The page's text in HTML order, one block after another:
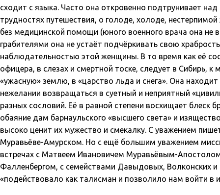
сходит с языка. Часто она откровенно подтрунивает
трудностях путешествия, о голоде, холоде,
без медицинской помощи (юного военного врача она не
грабителями она не устаёт подчёркивать свою
наблюдательностью этой женщины. В то время как её
офицера, в слезах и смертной тоске, следует в Сибирь,
«ужасную» землю, в «царство льда и снега». Она
нежелании возвращаться в суетный и неприятный
разных сословий. Её в равной степени восхищает
обаяние дам барнаульского «высшего света» и
высоко ценит их мужество и смекалку. С уважением
Муравьёве-Амурском. Но с ещё большим уважением
встречах с Матвеем Ивановичем Муравьёвым-
Фалленбергом, с семействами Давыдовых, Волконских
«подействовало как талисман и позволило нам войти в